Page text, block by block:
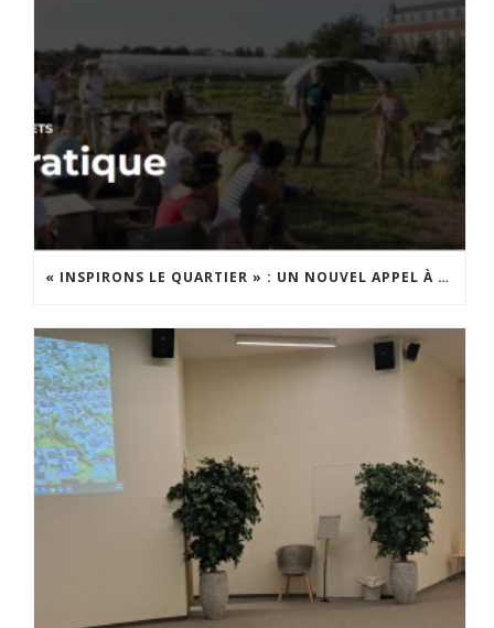
« INSPIRONS LE QUARTIER » : UN NOUVEL APPEL À PROJETS EST LANCÉ !